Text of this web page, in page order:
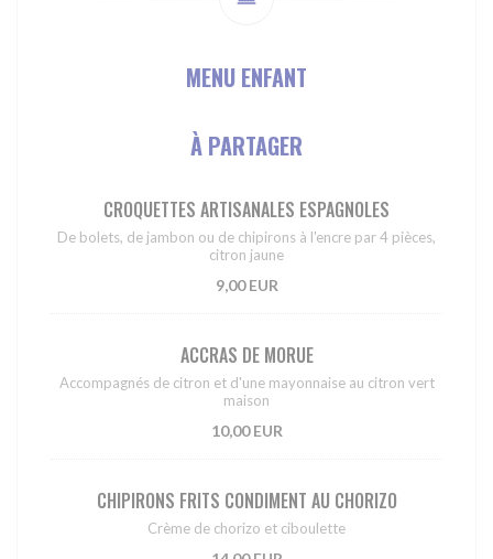
MENU ENFANT
À PARTAGER
CROQUETTES ARTISANALES ESPAGNOLES
De bolets, de jambon ou de chipirons à l'encre par 4 pièces,
citron jaune
9,00 EUR
ACCRAS DE MORUE
Accompagnés de citron et d'une mayonnaise au citron vert
maison
10,00 EUR
CHIPIRONS FRITS CONDIMENT AU CHORIZO
Crème de chorizo et ciboulette